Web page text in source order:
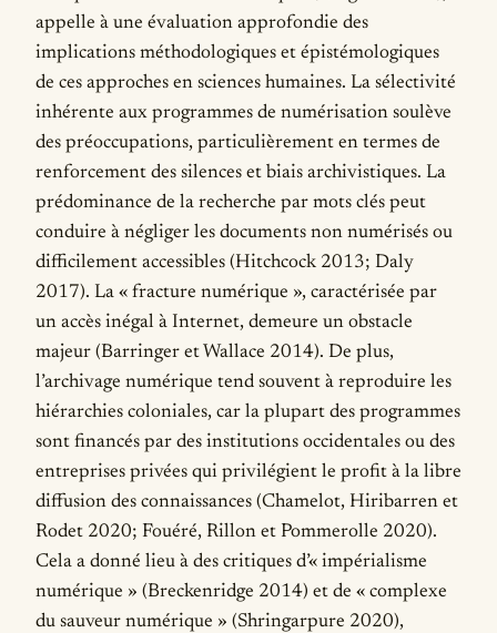
appelle à une évaluation approfondie des
implications méthodologiques et épistémologiques
de ces approches en sciences humaines. La sélectivité
inhérente aux programmes de numérisation soulève
des préoccupations, particulièrement en termes de
renforcement des silences et biais archivistiques. La
prédominance de la recherche par mots clés peut
conduire à négliger les documents non numérisés ou
difficilement accessibles (Hitchcock 2013; Daly
2017). La « fracture numérique », caractérisée par
un accès inégal à Internet, demeure un obstacle
majeur (Barringer et Wallace 2014). De plus,
l’archivage numérique tend souvent à reproduire les
hiérarchies coloniales, car la plupart des programmes
sont financés par des institutions occidentales ou des
entreprises privées qui privilégient le profit à la libre
diffusion des connaissances (Chamelot, Hiribarren et
Rodet 2020; Fouéré, Rillon et Pommerolle 2020).
Cela a donné lieu à des critiques d’« impérialisme
numérique » (Breckenridge 2014) et de « complexe
du sauveur numérique » (Shringarpure 2020),